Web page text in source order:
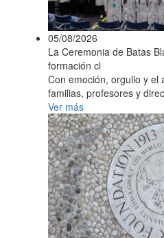
05/08/2026
La Ceremonia de Batas
formación cl
Con emoción, orgullo y el
familias, profesores y
Ver más